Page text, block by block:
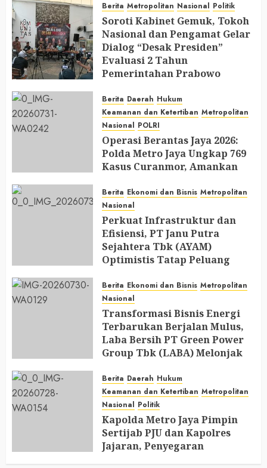
AUGUST 6, 2026 0
Berita Metropolitan Nasional Politik
Soroti Kabinet Gemuk, Tokoh
Nasional dan Pengamat Gelar
Dialog “Desak Presiden”
Evaluasi 2 Tahun
Pemerintahan Prabowo
Berita Daerah Hukum
Keamanan dan Ketertiban Metropolitan
Nasional POLRI
Operasi Berantas Jaya 2026:
Polda Metro Jaya Ungkap 769
Kasus Curanmor, Amankan
Senjata Api
JULY 31, 2026
Berita Ekonomi dan Bisnis Metropolitan
Nasional
Perkuat Infrastruktur dan
Efisiensi, PT Janu Putra
Sejahtera Tbk (AYAM)
Optimistis Tatap Peluang
JULY 30, 2026 0
Berita Ekonomi dan Bisnis Metropolitan
Nasional
Transformasi Bisnis Energi
Terbarukan Berjalan Mulus,
Laba Bersih PT Green Power
Group Tbk (LABA) Melonjak
JULY 30, 2026 0
Berita Daerah Hukum
Keamanan dan Ketertiban Metropolitan
Nasional Politik
Kapolda Metro Jaya Pimpin
Sertijab PJU dan Kapolres
Jajaran, Penyegaran